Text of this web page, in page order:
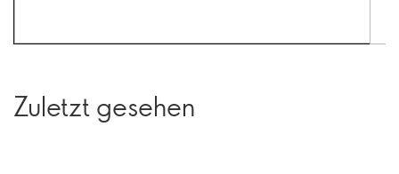
Zuletzt gesehen